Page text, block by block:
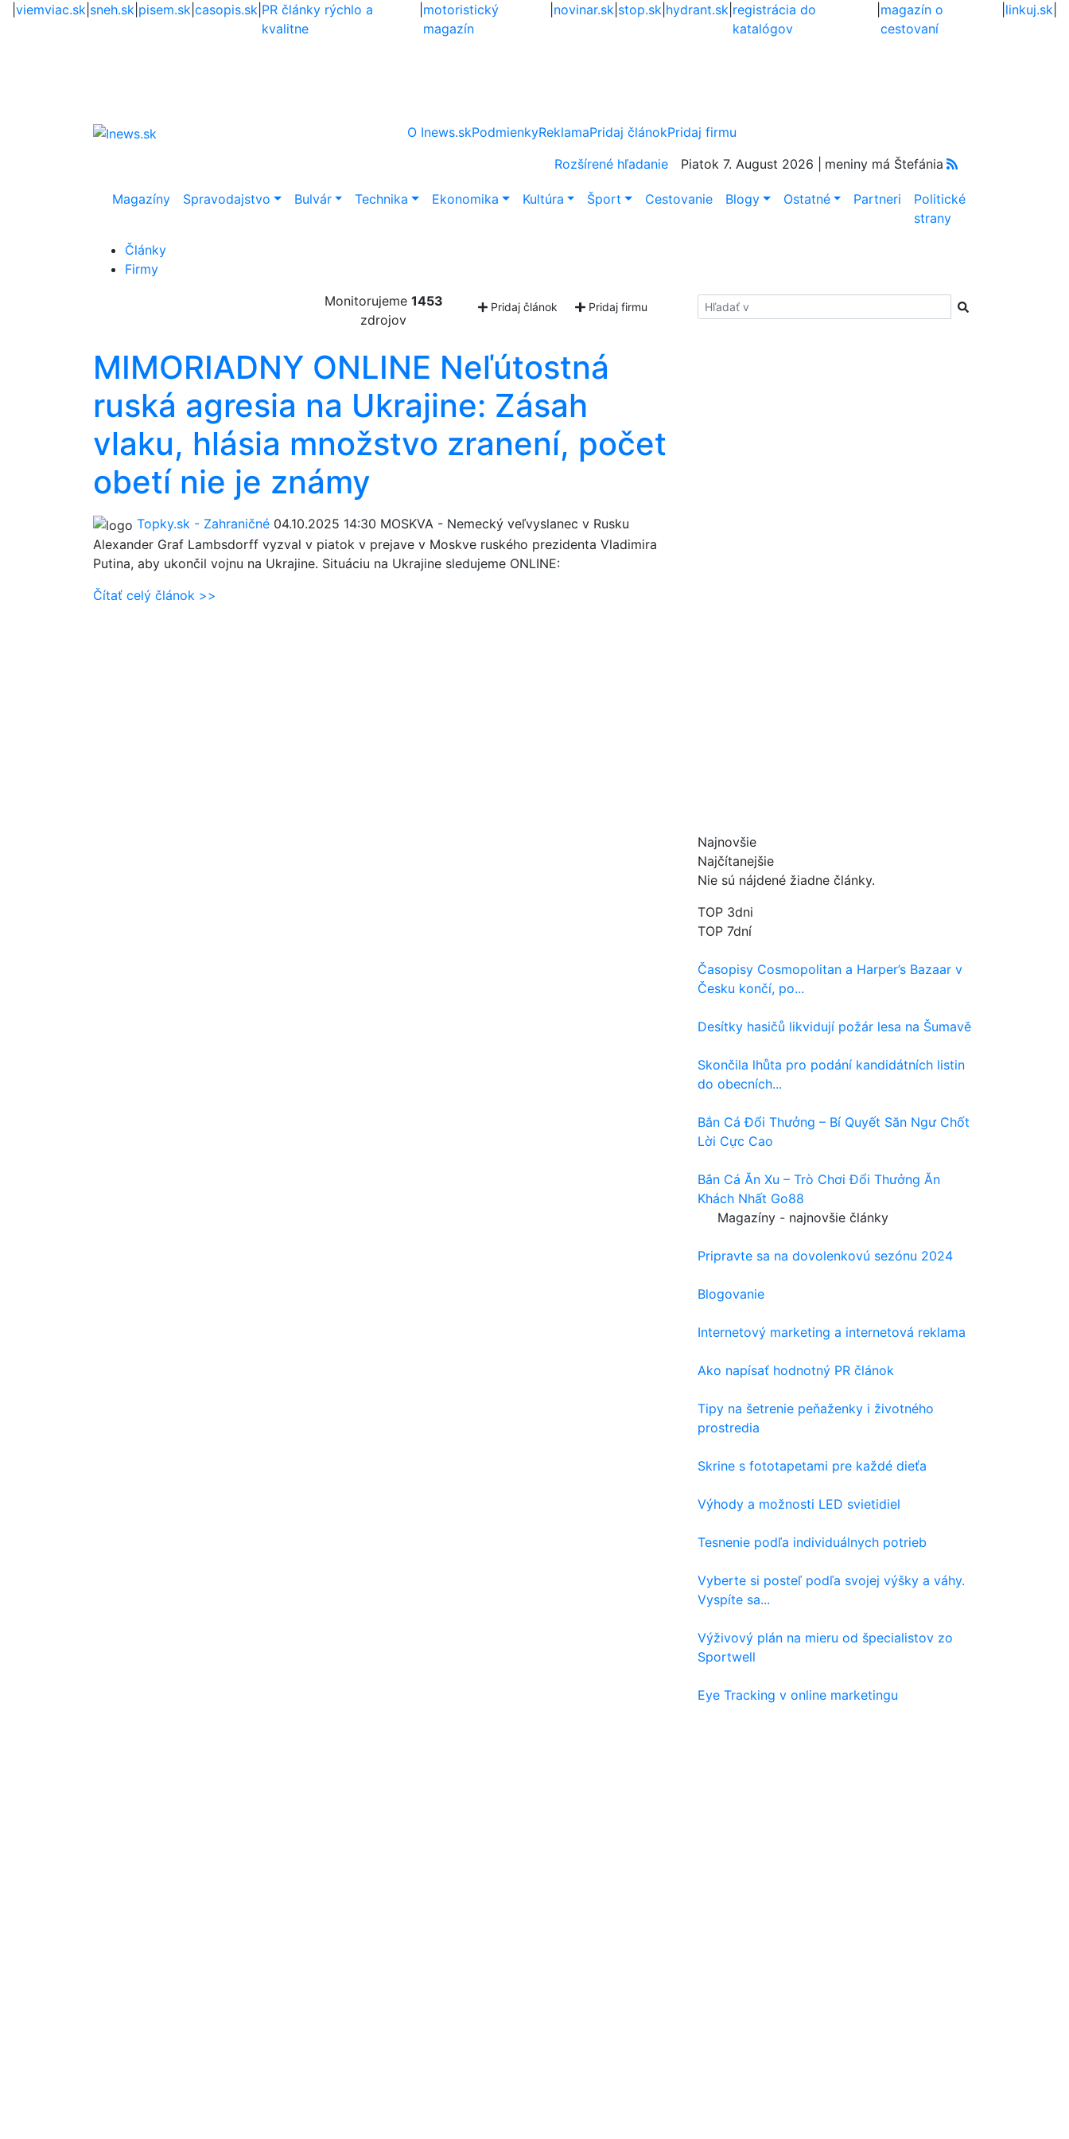
viemviac.sk sneh.sk pisem.sk casopis.sk PR články rýchlo a
kvalitne
motoristický
magazín
novinar.sk stop.sk hydrant.sk registrácia do
katalógov
magazín o
cestovaní
linkuj.sk|
O Inews.skPodmienkyReklamaPridaj článokPridaj firmu
Rozšírené hľadanie
Piatok 7. August 2026 | meniny má Štefánia
Magazíny Spravodajstvo Bulvár Technika Ekonomika Kultúra Šport Cestovanie Blogy Ostatné Partneri
Politické
strany
Články
Firmy
Monitorujeme 1453
zdrojov
Pridaj článok Pridaj firmu Hladať
MIMORIADNY ONLINE Neľútostná
ruská agresia na Ukrajine: Zásah
vlaku, hlásia množstvo zranení, počet
obetí nie je známy
Topky.sk - Zahraničné 04.10.2025 14:30 MOSKVA - Nemecký veľvyslanec v Rusku
Alexander Graf Lambsdorff vyzval v piatok v prejave v Moskve ruského prezidenta Vladimira
Putina, aby ukončil vojnu na Ukrajine. Situáciu na Ukrajine sledujeme ONLINE:
Čítať celý článok >>
Najnovšie
Najčítanejšie
Nie sú nájdené žiadne články.
TOP 3dni
TOP 7dní
Časopisy Cosmopolitan a Harper’s Bazaar v
Česku končí, po...
Desítky hasičů likvidují požár lesa na Šumavě
Skončila lhůta pro podání kandidátních listin
do obecních...
Bắn Cá Đổi Thưởng – Bí Quyết Săn Ngư Chốt
Lời Cực Cao
Bắn Cá Ăn Xu – Trò Chơi Đổi Thưởng Ăn
Khách Nhất Go88
Magazíny - najnovšie články
Pripravte sa na dovolenkovú sezónu 2024
Blogovanie
Internetový marketing a internetová reklama
Ako napísať hodnotný PR článok
Tipy na šetrenie peňaženky i životného
prostredia
Skrine s fototapetami pre každé dieťa
Výhody a možnosti LED svietidiel
Tesnenie podľa individuálnych potrieb
Vyberte si posteľ podľa svojej výšky a váhy.
Vyspíte sa...
Výživový plán na mieru od špecialistov zo
Sportwell
Eye Tracking v online marketingu